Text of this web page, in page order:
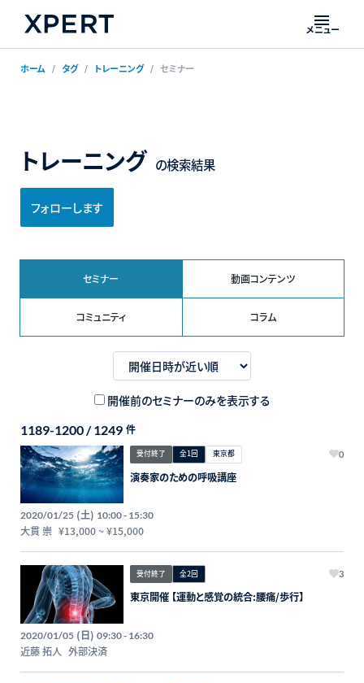
メニュー
ホーム タグ トレーニング セミナー
トレーニング の検索結果
フォローします
セミナー 動画コンテンツ
コミュニティ コラム
開催前のセミナーのみを表示する
1189-1200 / 1249 件
受付終了 全1回 東京都 0
演奏家のための呼吸講座
2020/01/25 (土) 10:00 - 15:30
大貫 崇 ¥13,000~¥15,000
受付終了 全2回 3
東京開催 【運動と感覚の統合:腰痛/歩行】
2020/01/05 (日) 09:30 - 16:30
近藤 拓人 外部決済